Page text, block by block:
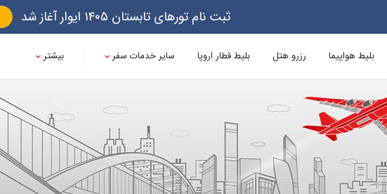
ثبت نام تورهای تابستان ۱۴۰۵ ایوار آغاز شد
بلیط هواپیما رزرو هتل بلیط قطار اروپا سایر خدمات سفر بیشتر